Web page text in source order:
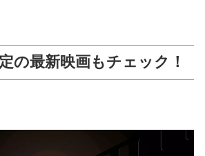
の最新映画もチェック！